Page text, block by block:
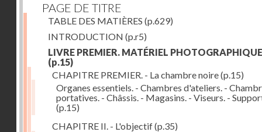
PAGE DE TITRE
TABLE DES MATIÈRES (p.629)
INTRODUCTION (p.r5)
LIVRE PREMIER. MATÉRIEL PHOTOGRAPHIQUE
(p.15)
CHAPITRE PREMIER. - La chambre noire(p.15)
Organes essentiels. - Chambres d'ateliers. -
portatives. - Châssis. - Magasins. - Viseurs. -
(p.15)
CHAPITRE II. - L'objectif(p.35)